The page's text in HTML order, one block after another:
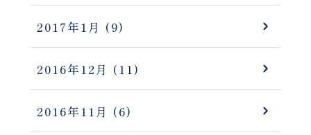
2017年1月 (9)
2016年12月 (11)
2016年11月 (6)